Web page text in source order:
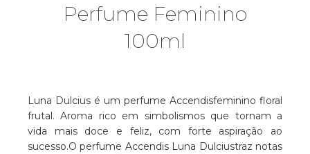
Perfume Feminino
100ml
Luna Dulcius é um perfume Accendisfeminino floral
frutal. Aroma rico em simbolismos que tornam a
vida mais doce e feliz, com forte aspiração ao
sucesso.O perfume Accendis Luna Dulciustraz notas